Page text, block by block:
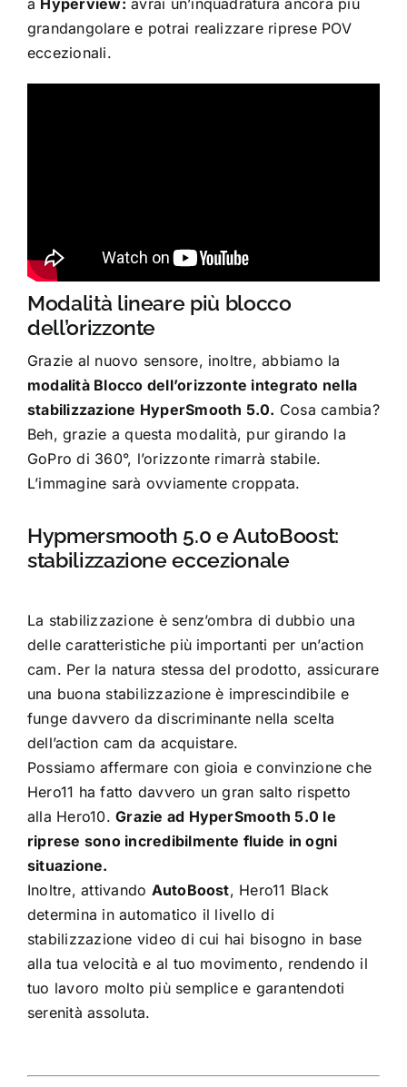
grandangolare e potrai realizzare riprese POV
eccezionali.
Modalità lineare più blocco
dell’orizzonte
Grazie al nuovo sensore, inoltre, abbiamo la
modalità Blocco dell’orizzonte integrato nella
stabilizzazione HyperSmooth 5.0. Cosa cambia?
Beh, grazie a questa modalità, pur girando la
GoPro di 360°, l’orizzonte rimarrà stabile.
L’immagine sarà ovviamente croppata.
Hypmersmooth 5.0 e AutoBoost:
stabilizzazione eccezionale
La stabilizzazione è senz’ombra di dubbio una
delle caratteristiche più importanti per un’action
cam. Per la natura stessa del prodotto, assicurare
una buona stabilizzazione è imprescindibile e
funge davvero da discriminante nella scelta
dell’action cam da acquistare.
Possiamo affermare con gioia e convinzione che
Hero11 ha fatto davvero un gran salto rispetto
alla Hero10.Grazie ad HyperSmooth 5.0 le
riprese sono incredibilmente fluide in ogni
situazione.
Inoltre, attivando AutoBoost, Hero11 Black
determina in automatico il livello di
stabilizzazione video di cui hai bisogno in base
alla tua velocità e al tuo movimento, rendendo il
tuo lavoro molto più semplice e garantendoti
serenità assoluta.